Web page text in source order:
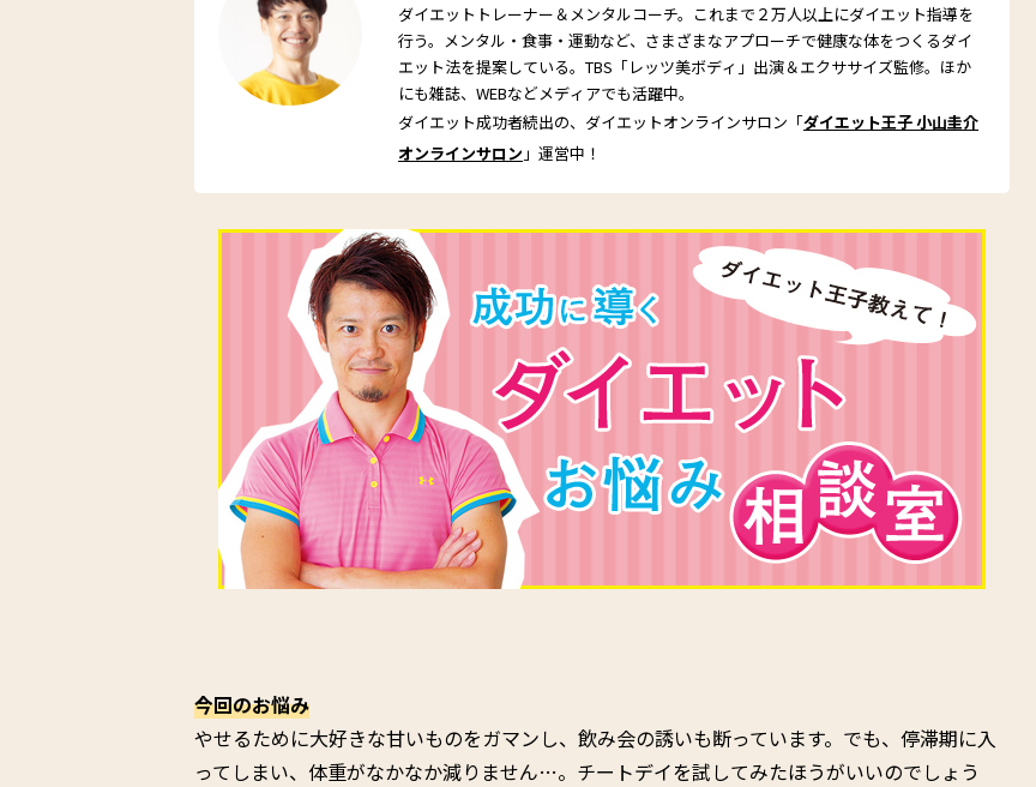
ダイエットトレーナー＆メンタルコーチ。これまで２万人以上にダイエット指導を
行う。メンタル・食事・運動など、さまざまなアプローチで健康な体をつくるダイ
エット法を提案している。TBS「レッツ美ボディ」出演＆エクササイズ監修。ほか
にも雑誌、WEBなどメディアでも活躍中。
ダイエット成功者続出の、ダイエットオンラインサロン「ダイエット王子 小山圭介
オンラインサロン 」運営中！
今回のお悩み
やせるために大好きな甘いものをガマンし、飲み会の誘いも断っています。でも、停滞期に入
ってしまい、体重がなかなか減りません…。チートデイを試してみたほうがいいのでしょう